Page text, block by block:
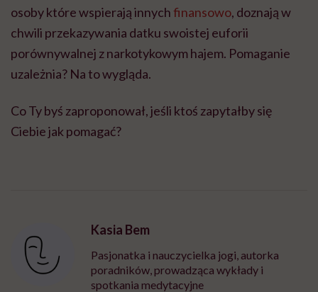
osoby które wspierają innychfinansowo, doznają w
chwili przekazywania datku swoistej euforii
porównywalnej z narkotykowym hajem. Pomaganie
uzależnia? Na to wygląda.
Co Ty byś zaproponował, jeśli ktoś zapytałby się
Ciebie jak pomagać?
Kasia Bem
Pasjonatka i nauczycielka jogi, autorka
poradników, prowadząca wykłady i
spotkania medytacyjne